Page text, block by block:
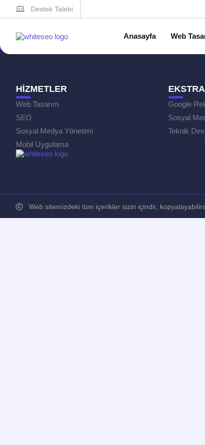
Destek Talebi
Anasayfa Web
HİZMETLER
Web Tasarım
SEO
Sosyal Medya Yönetimi
Mobil Uygulama
Google
Sosyal
Teknik
Web sitemizdeki tüm içerikler sizin içindir,